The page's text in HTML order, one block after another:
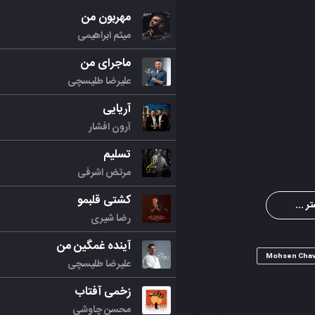
...
Mohsen
مهربون من
میثم ابراهیمی
ماجرای من
علیرضا طلیسچی
آریایی
آرون افشار
تسلیم
مرتض اشرفی
کشتی قلبمو
رضا شیری
آینده غمگین من
علیرضا طلیسچی
زخمی آفتاب
محسن چاوشی